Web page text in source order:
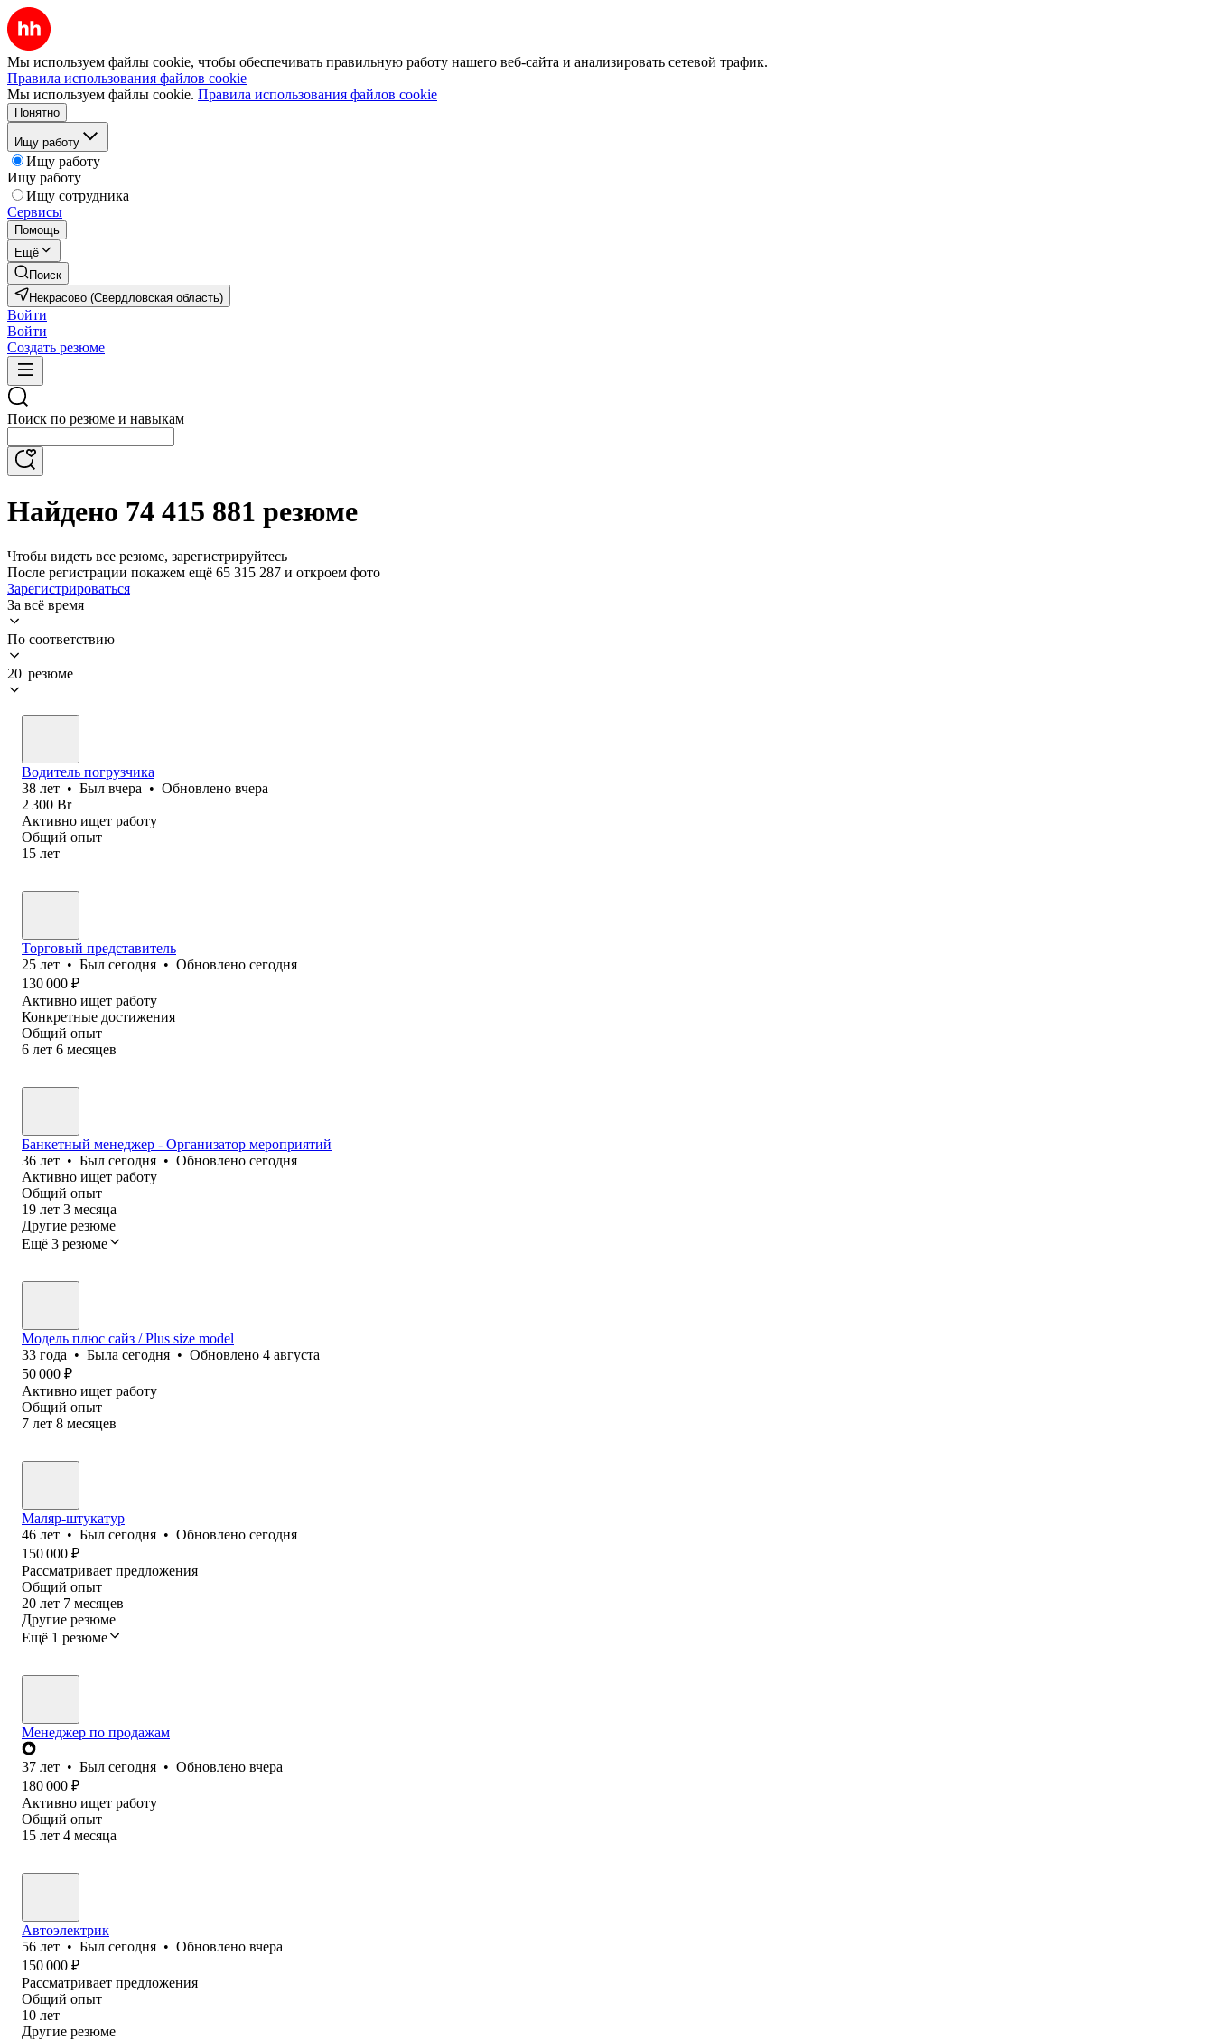
Мы используем файлы cookie, чтобы обеспечивать правильную работу нашего веб-сайта и анализировать сетевой трафик.
Правила использования файлов cookie
Мы используем файлы cookie. Правила использования файлов cookie
Понятно
Ищу работу
Ищу работу
Ищу работу
Ищу сотрудника
Сервисы
Помощь
Ещё
Поиск
Некрасово (Свердловская область)
Войти
Войти
Создать резюме
Поиск по резюме и навыкам
Найдено 74 415 881 резюме
Чтобы видеть все резюме, зарегистрируйтесь
После регистрации покажем ещё 65 315 287 и откроем фото
Зарегистрироваться
За всё время
По соответствию
20 резюме
Водитель погрузчика
38 лет • Был вчера • Обновлено вчера
2 300 Br
Активно ищет работу
Общий опыт
15 лет
Торговый представитель
25 лет • Был сегодня • Обновлено сегодня
130 000 ₽
Активно ищет работу
Конкретные достижения
Общий опыт
6 лет 6 месяцев
Банкетный менеджер - Организатор мероприятий
36 лет • Был сегодня • Обновлено сегодня
Активно ищет работу
Общий опыт
19 лет 3 месяца
Другие резюме
Ещё 3 резюме
Модель плюс сайз / Plus size model
33 года • Была сегодня • Обновлено 4 августа
50 000 ₽
Активно ищет работу
Общий опыт
7 лет 8 месяцев
Маляр-штукатур
46 лет • Был сегодня • Обновлено сегодня
150 000 ₽
Рассматривает предложения
Общий опыт
20 лет 7 месяцев
Другие резюме
Ещё 1 резюме
Менеджер по продажам
37 лет • Был сегодня • Обновлено вчера
180 000 ₽
Активно ищет работу
Общий опыт
15 лет 4 месяца
Автоэлектрик
56 лет • Был сегодня • Обновлено вчера
150 000 ₽
Рассматривает предложения
Общий опыт
10 лет
Другие резюме